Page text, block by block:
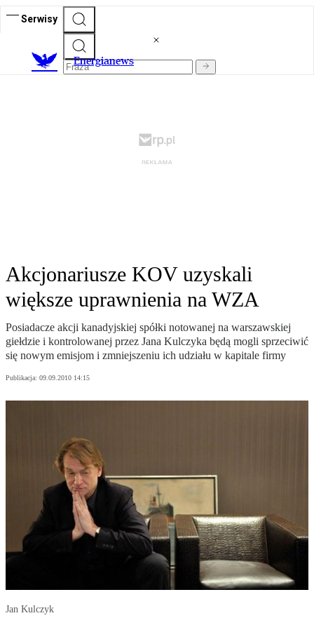
Serwisy
Energianews
Akcjonariusze KOV uzyskali
większe uprawnienia na WZA
Posiadacze akcji kanadyjskiej spółki notowanej na warszawskiej
giełdzie i kontrolowanej przez Jana Kulczyka będą mogli sprzeciwić
się nowym emisjom i zmniejszeniu ich udziału w kapitale firmy
Publikacja: 09.09.2010 14:15
Jan Kulczyk